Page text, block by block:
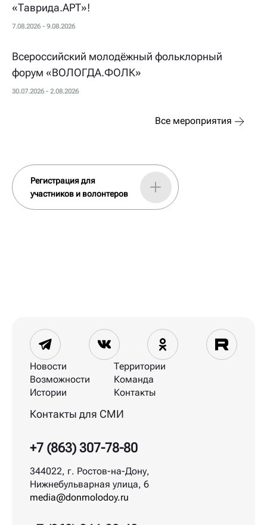
«Таврида.АРТ»!
7.08.2026 - 9.08.2026
Всероссийский молодёжный фольклорный
форум «ВОЛОГДА.ФОЛК»
30.07.2026 - 2.08.2026
Все мероприятия
Регистрация для
участников и волонтеров
Контакты для СМИ
+7 (863) 307-78-80
344022, г. Ростов-на-Дону,
Нижнебульварная улица, 6
media@donmolodoy.ru
Новости
Возможности
Истории
Территории
Команда
Контакты